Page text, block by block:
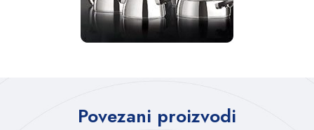
Povezani proizvodi